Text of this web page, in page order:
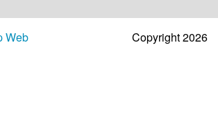
Web Copyright 2026